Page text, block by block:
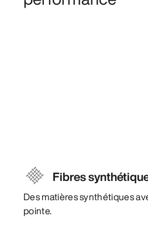
Fibres
Des matières synthétiques
pointe.